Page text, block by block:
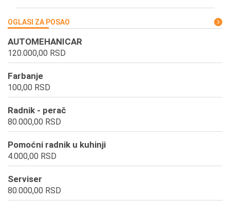
OGLASI ZA POSAO
AUTOMEHANICAR
120.000,00 RSD
Farbanje
100,00 RSD
Radnik - perač
80.000,00 RSD
Pomoćni radnik u kuhinji
4.000,00 RSD
Serviser
80.000,00 RSD